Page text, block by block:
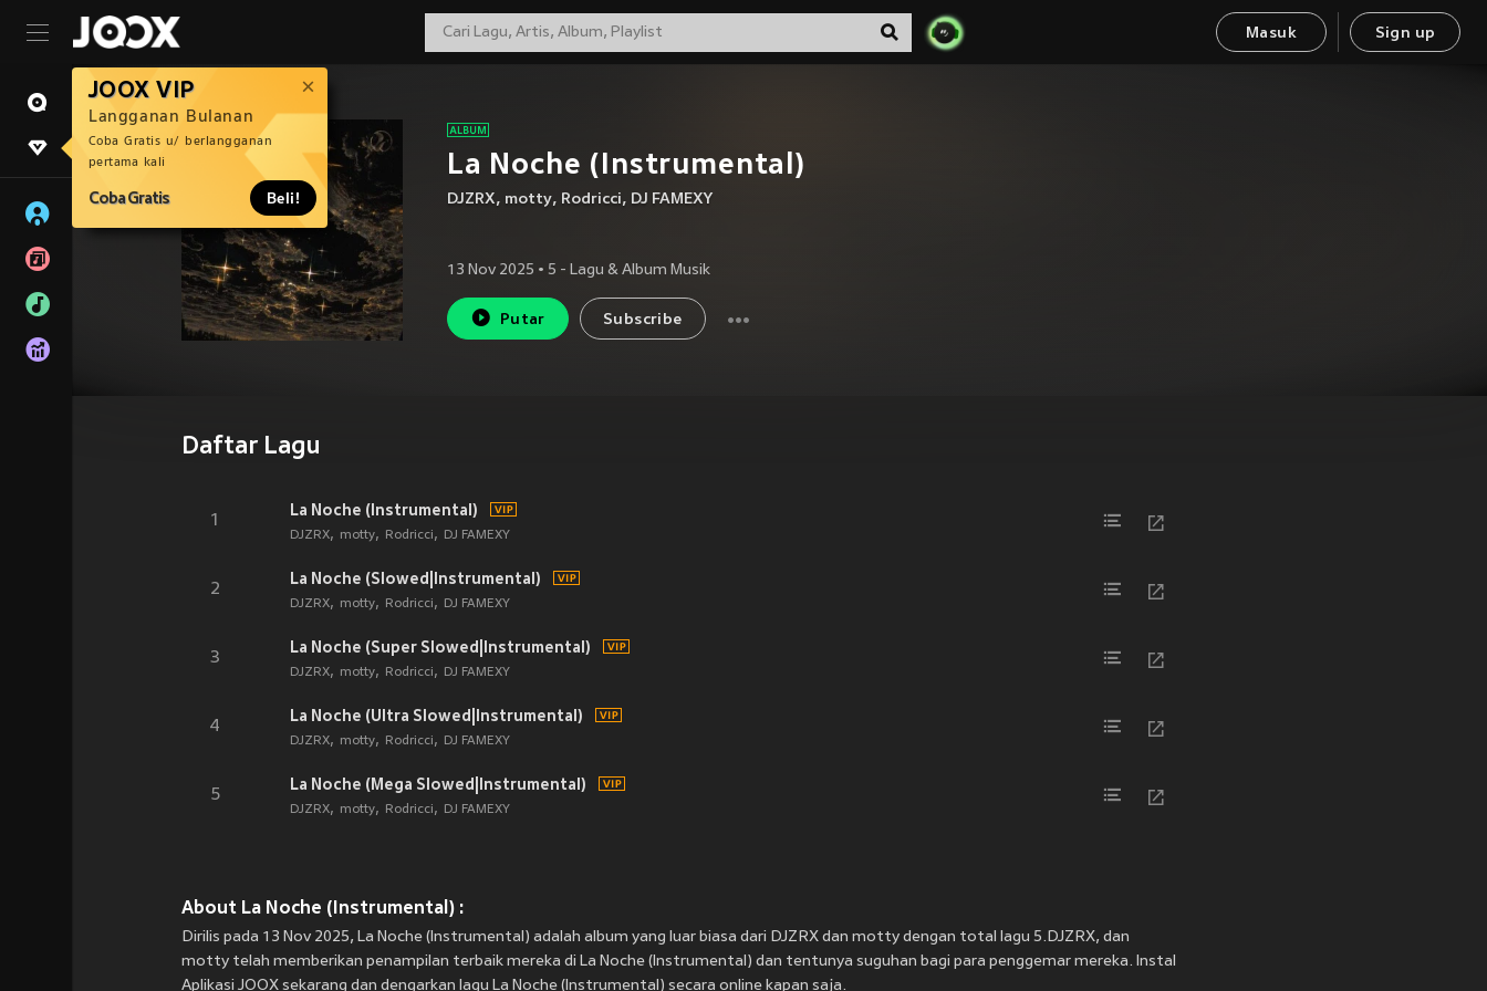
Masuk Sign up
JOOX VIP
Langganan Bulanan
Coba Gratis u/ berlangganan
pertama kali
Coba Gratis Beli!
La Noche (Instrumental)
DJZRX, motty, Rodricci, DJ FAMEXY
13 Nov 2025 • 5 - Lagu & Album Musik
Putar Subscribe
Daftar Lagu
1
La Noche (Instrumental)
DJZRX motty Rodricci DJ FAMEXY
2
La Noche (Slowed|Instrumental)
DJZRX motty Rodricci DJ FAMEXY
3
La Noche (Super Slowed|Instrumental)
DJZRX motty Rodricci DJ FAMEXY
4
La Noche (Ultra Slowed|Instrumental)
DJZRX motty Rodricci DJ FAMEXY
5
La Noche (Mega Slowed|Instrumental)
DJZRX motty Rodricci DJ FAMEXY
About La Noche (Instrumental) :
Dirilis pada 13 Nov 2025, La Noche (Instrumental) adalah album yang luar biasa dari DJZRX dan motty dengan total lagu 5.DJZRX, dan
motty telah memberikan penampilan terbaik mereka di La Noche (Instrumental) dan tentunya suguhan bagi para penggemar mereka. Instal
Aplikasi JOOX sekarang dan dengarkan lagu La Noche (Instrumental) secara online kapan saja.